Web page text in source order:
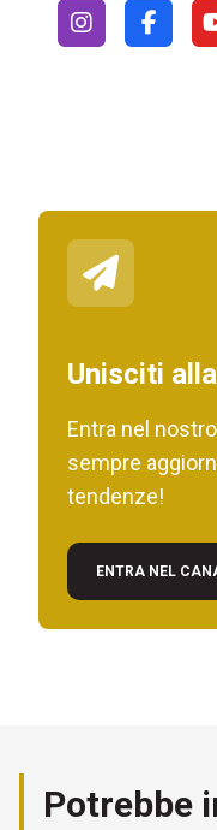
Unisciti
Entra nel
sempre
tendenze!
ENTRA NEL
Potrebbe